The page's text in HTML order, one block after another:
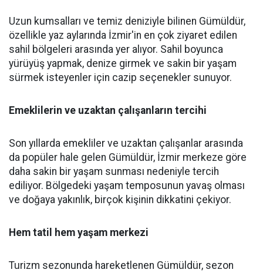
Uzun kumsalları ve temiz deniziyle bilinen Gümüldür,
özellikle yaz aylarında İzmir'in en çok ziyaret edilen
sahil bölgeleri arasında yer alıyor. Sahil boyunca
yürüyüş yapmak, denize girmek ve sakin bir yaşam
sürmek isteyenler için cazip seçenekler sunuyor.
Emeklilerin ve uzaktan çalışanların tercihi
Son yıllarda emekliler ve uzaktan çalışanlar arasında
da popüler hale gelen Gümüldür, İzmir merkeze göre
daha sakin bir yaşam sunması nedeniyle tercih
ediliyor. Bölgedeki yaşam temposunun yavaş olması
ve doğaya yakınlık, birçok kişinin dikkatini çekiyor.
Hem tatil hem yaşam merkezi
Turizm sezonunda hareketlenen Gümüldür, sezon